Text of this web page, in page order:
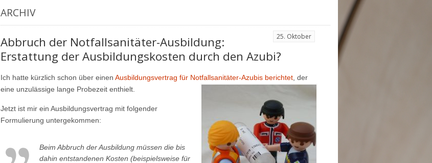
ARCHIV
25. Oktober
Abbruch der Notfallsanitäter-Ausbildung:
Erstattung der Ausbildungskosten durch den Azubi?
Ich hatte kürzlich schon über einen Ausbildungsvertrag für Notfallsanitäter-Azubis berichtet, der
eine unzulässige lange Probezeit enthielt.
Jetzt ist mir ein Ausbildungsvertrag mit folgender
Formulierung untergekommen:
Beim Abbruch der Ausbildung müssen die bis
dahin entstandenen Kosten (beispielsweise für